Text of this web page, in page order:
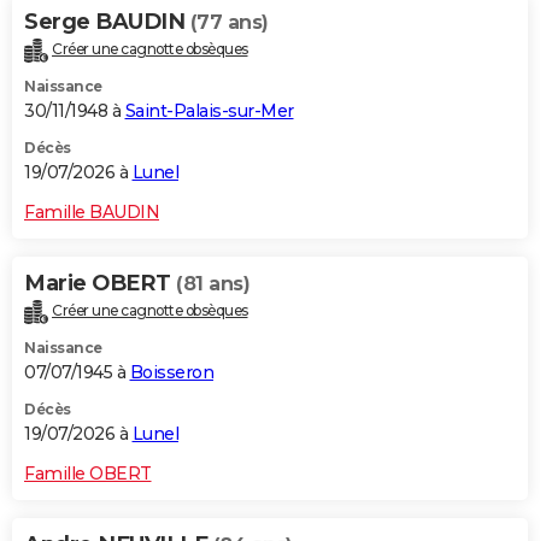
Serge BAUDIN (77 ans)
Créer une cagnotte obsèques
Naissance
30/11/1948 à Saint-Palais-sur-Mer
Décès
19/07/2026 à Lunel
Famille BAUDIN
Marie OBERT (81 ans)
Créer une cagnotte obsèques
Naissance
07/07/1945 à Boisseron
Décès
19/07/2026 à Lunel
Famille OBERT